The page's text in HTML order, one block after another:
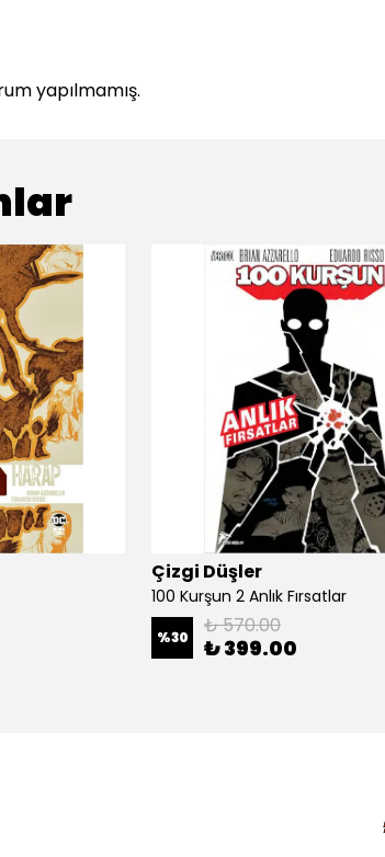
yapılmamış.
Çizgi Düşler
100 Kurşun 2 Anlık Fırsatlar
%30 ₺ 570.00
₺ 399.00